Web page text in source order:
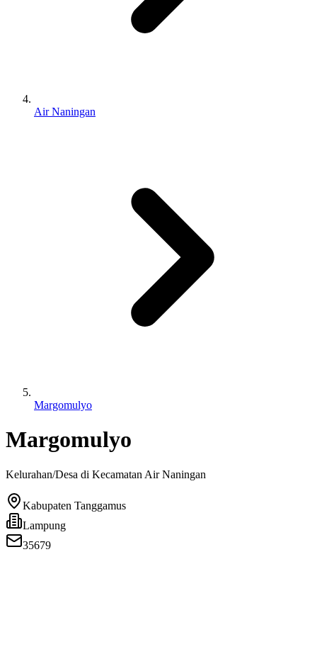
Air Naningan
Margomulyo
Margomulyo
Kelurahan/Desa di Kecamatan Air Naningan
Kabupaten Tanggamus
Lampung
35679